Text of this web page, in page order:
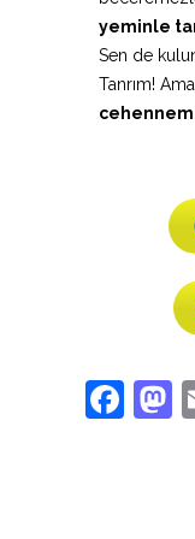
yeminle
Sen de
Tanrım!
cehennem